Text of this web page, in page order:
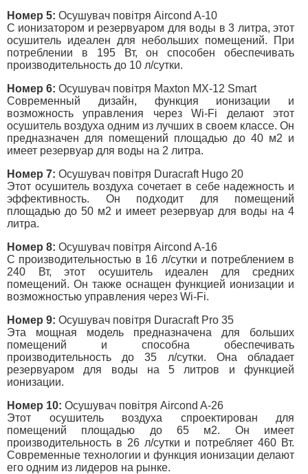
Номер 5: Осушувач повітря Aircond A-10
С ионизатором и резервуаром для воды в 3 литра, этот
осушитель идеален для небольших помещений. При
потреблении в 195 Вт, он способен обеспечивать
производительность до 10 л/сутки.
Номер 6: Осушувач повітря Maxton MX-12 Smart
Современный дизайн, функция ионизации и
возможность управления через Wi-Fi делают этот
осушитель воздуха одним из лучших в своем классе. Он
предназначен для помещений площадью до 40 м2 и
имеет резервуар для воды на 2 литра.
Номер 7: Осушувач повітря Duracraft Hugo 20
Этот осушитель воздуха сочетает в себе надежность и
эффективность. Он подходит для помещений
площадью до 50 м2 и имеет резервуар для воды на 4
литра.
Номер 8: Осушувач повітря Aircond A-16
С производительностью в 16 л/сутки и потреблением в
240 Вт, этот осушитель идеален для средних
помещений. Он также оснащен функцией ионизации и
возможностью управления через Wi-Fi.
Номер 9: Осушувач повітря Duracraft Pro 35
Эта мощная модель предназначена для больших
помещений и способна обеспечивать
производительность до 35 л/сутки. Она обладает
резервуаром для воды на 5 литров и функцией
ионизации.
Номер 10: Осушувач повітря Aircond A-26
Этот осушитель воздуха спроектирован для
помещений площадью до 65 м2. Он имеет
производительность в 26 л/сутки и потребляет 460 Вт.
Современные технологии и функция ионизации делают
его одним из лидеров на рынке.